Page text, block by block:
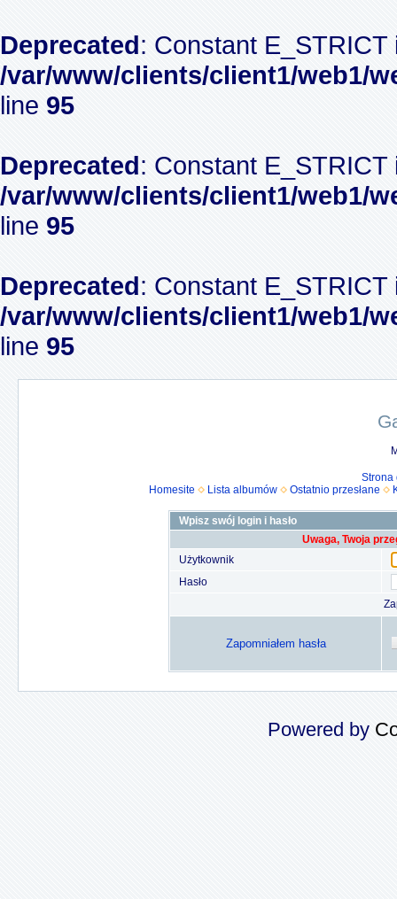
Deprecated: Constant
/var/www/clients/client1/web1/
line 95
Deprecated: Constant
/var/www/clients/client1/web1/
line 95
Deprecated: Constant
/var/www/clients/client1/web1/
line 95
Strona
Homesite
Lista albumów Ostatnio przesłane
Wpisz swój login i hasło
Uwaga, Twoja
Użytkownik
Hasło
Zapomniałem hasła
Powered by